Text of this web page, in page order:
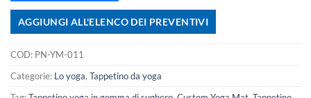
AGGIUNGI ALL'ELENCO DEI PREVENTIVI
COD: PN-YM-011
Categorie: Lo yoga, Tappetino da yoga